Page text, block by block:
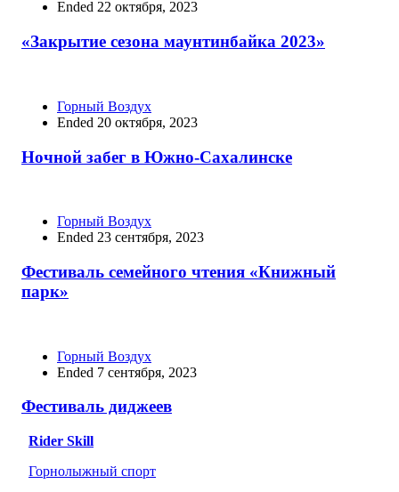
Ended 22 октября, 2023
«Закрытие сезона маунтинбайка 2023»
Горный Воздух
Ended 20 октября, 2023
Ночной забег в Южно-Сахалинске
Горный Воздух
Ended 23 сентября, 2023
Фестиваль семейного чтения «Книжный
парк»
Горный Воздух
Ended 7 сентября, 2023
Фестиваль диджеев
Rider Skill
Горнолыжный спорт